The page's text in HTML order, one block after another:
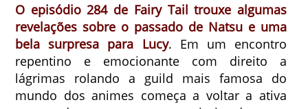
O episódio 284 de Fairy Tail trouxe algumas
revelações sobre o passado de Natsu e uma
bela surpresa para Lucy. Em um encontro
repentino e emocionante com direito a
lágrimas rolando a guild mais famosa do
mundo dos animes começa a voltar a ativa